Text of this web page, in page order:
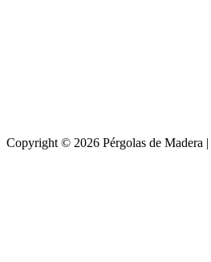
Copyright © 2026 Pérgolas de Madera |